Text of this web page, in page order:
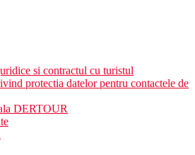
si contractul cu turistul
protectia datelor pentru contactele de
DERTOUR